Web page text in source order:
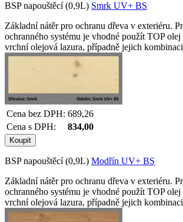
BSP napouštěcí (0,9L) Smrk UV+ BS
Základní nátěr pro ochranu dřeva v exteriéru.
ochranného systému je vhodné použít TOP
vrchní olejová lazura, případně jejich
Cena bez DPH: 689,26
Cena s DPH:
834,00
BSP napouštěcí (0,9L) Modřín UV+ BS
Základní nátěr pro ochranu dřeva v exteriéru.
ochranného systému je vhodné použít TOP
vrchní olejová lazura, případně jejich